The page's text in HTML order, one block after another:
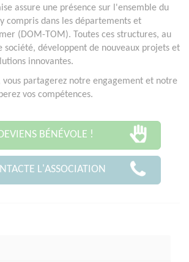
assure une présence sur l'ensemble du
compris dans les départements et
(DOM-TOM). Toutes ces structures, au
développent de nouveaux projets et
innovantes.
vous partagerez notre engagement et notre
vos compétences.
BÉNÉVOLE !
L'ASSOCIATION